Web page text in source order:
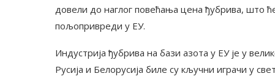
довели до наглог повећања цена ђубрива, што
пољопривреди у ЕУ.
Индустрија ђубрива на бази азота у ЕУ је у
Русија и Белорусија биле су кључни играчи у